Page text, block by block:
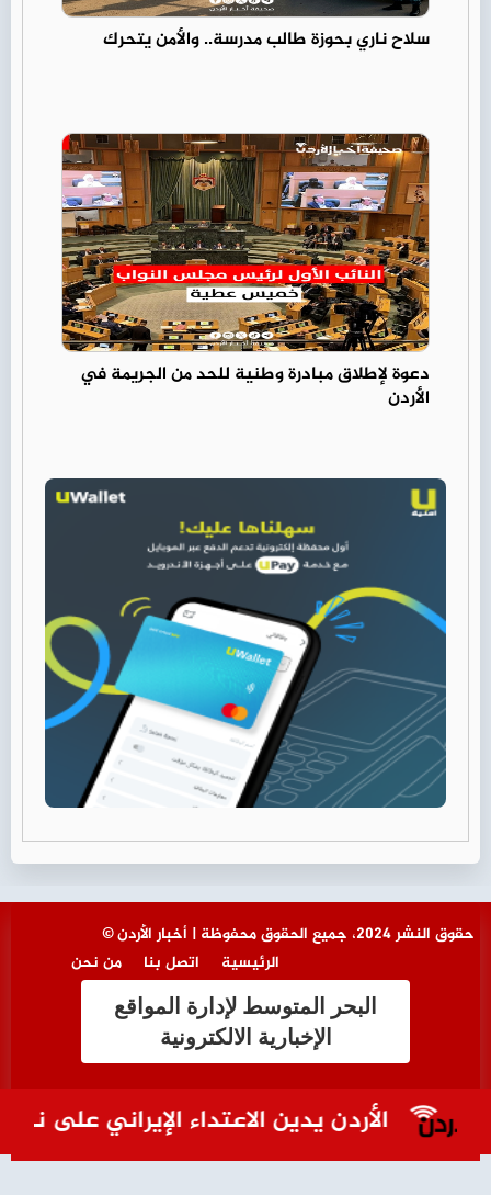
سلاح ناري بحوزة طالب مدرسة.. والأمن يتحرك
دعوة لإطلاق مبادرة وطنية للحد من الجريمة في
الأردن
الأردن يدين الاعتداء الإيراني على
© حقوق النشر 2024، جميع الحقوق محفوظة | أخبار الأردن
من نحن
اتصل بنا الرئيسية
البحر المتوسط لإدارة المواقع
الإخبارية الالكترونية